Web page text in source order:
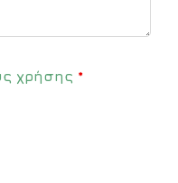
χρήσης *